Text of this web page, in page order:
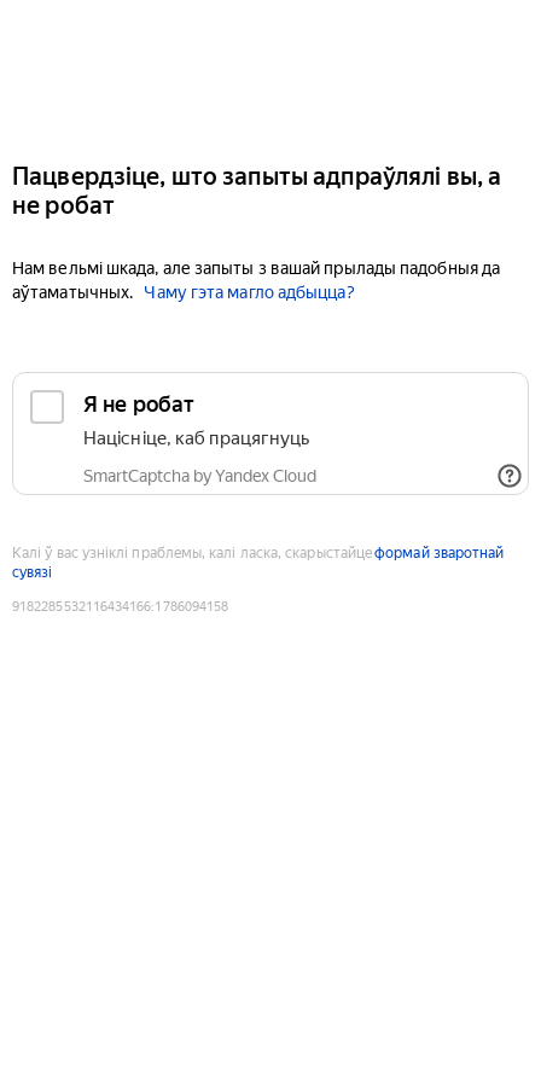
Пацвердзіце, што запыты адпраўлялі вы, а
не робат
Нам вельмі шкада, але запыты з вашай прылады падобныя да
аўтаматычных.
Чаму гэта магло адбыцца?
Я не робат
Націсніце, каб працягнуць
SmartCaptcha by Yandex Cloud
Калі ў вас узніклі праблемы, калі ласка, скарыстайцеформай зваротнай
сувязі
9182285532116434166:1786094158